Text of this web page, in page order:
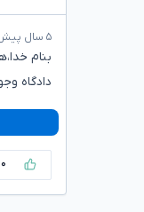
۵ سال پیش
بنام
دادگاه
۰